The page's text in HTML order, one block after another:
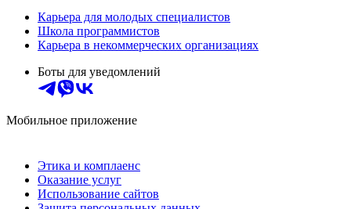
Карьера для молодых специалистов
Школа программистов
Карьера в некоммерческих организациях
Боты для уведомлений
Мобильное приложение
Этика и комплаенс
Оказание услуг
Использование сайтов